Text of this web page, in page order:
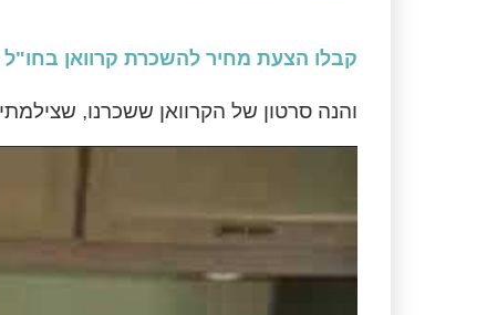
קבלו הצעת מחיר להשכרת קרוואן
והנה סרטון של הקרוואן ששכרנו,